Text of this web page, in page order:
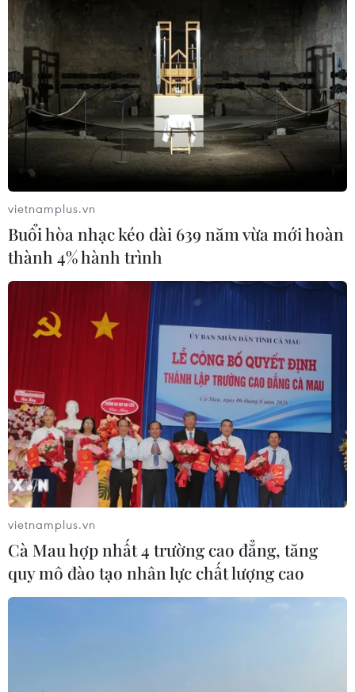
TIN CÙNG CHUYÊN MỤC
vietnamplus.vn
Buổi hòa nhạc kéo dài 639 năm vừa mới hoàn
thành 4% hành trình
vietnamplus.vn
Cà Mau hợp nhất 4 trường cao đẳng, tăng
quy mô đào tạo nhân lực chất lượng cao